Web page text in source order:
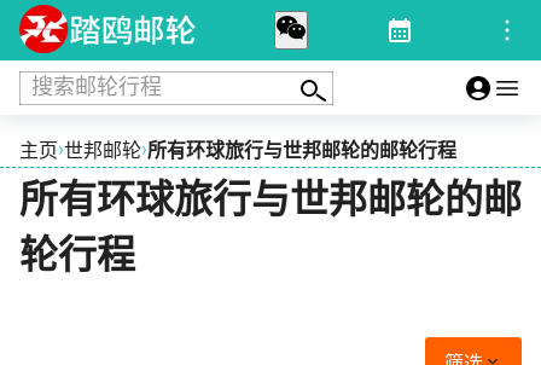
搜索邮轮行程
主页›世邦邮轮›所有环球旅行与世邦邮轮的邮轮行程
所有环球旅行与世邦邮轮的邮
轮行程